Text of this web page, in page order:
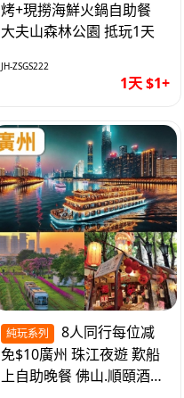
烤+現撈海鮮火鍋自助餐
大夫山森林公園 抵玩1天
JH-ZSGS222
1天 $1+
純玩系列
免$10廣州 珠江夜遊 歎船
上自助晚餐 佛山.順頤酒店